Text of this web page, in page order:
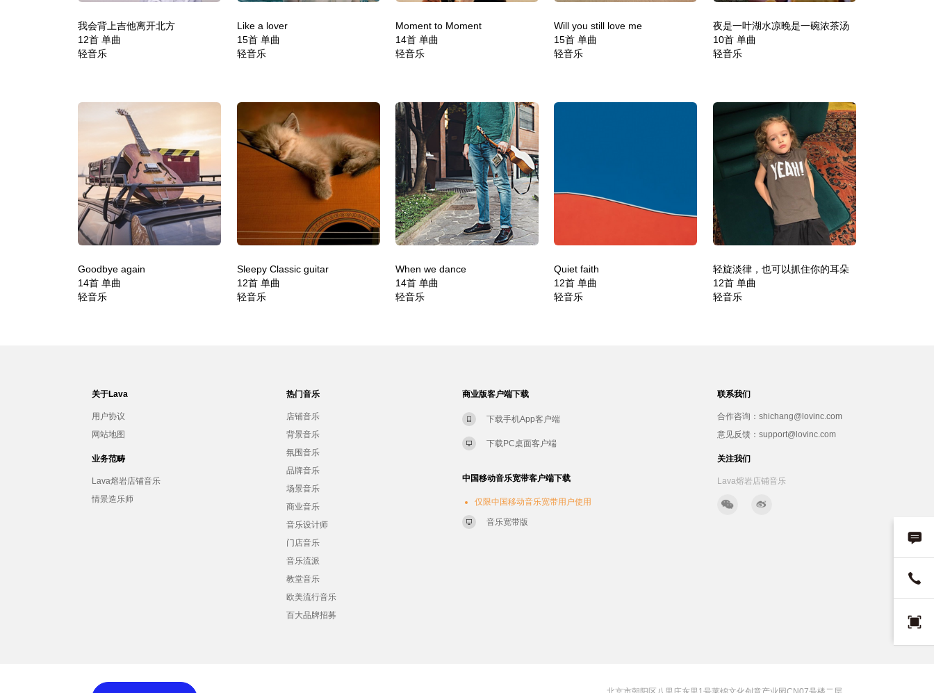
我会背上吉他离开北方
12首 单曲
轻音乐
Like a lover
15首 单曲
轻音乐
Moment to Moment
14首 单曲
轻音乐
Will you still love me
15首 单曲
轻音乐
夜是一叶湖水凉晚是一碗浓茶汤
10首 单曲
轻音乐
Goodbye again
14首 单曲
轻音乐
Sleepy Classic guitar
12首 单曲
轻音乐
When we dance
14首 单曲
轻音乐
Quiet faith
12首 单曲
轻音乐
轻旋淡律，也可以抓住你的耳朵
12首 单曲
轻音乐
关于Lava
用户协议
网站地图
业务范畴
Lava熔岩店铺音乐
情景造乐师
热门音乐
店铺音乐
背景音乐
氛围音乐
品牌音乐
场景音乐
商业音乐
音乐设计师
门店音乐
音乐流派
教堂音乐
欧美流行音乐
百大品牌招募
商业版客户端下载
下载手机App客户端
下载PC桌面客户端
中国移动音乐宽带客户端下载
仅限中国移动音乐宽带用户使用
音乐宽带版
联系我们
合作咨询：shichang@lovinc.com
意见反馈：support@lovinc.com
关注我们
Lava熔岩店铺音乐